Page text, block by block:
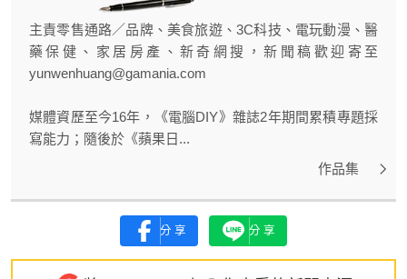
主責零售通路／品牌、美食旅遊、3C科技、電玩動漫、醫
藥保健、家居房產、新奇網搜，新聞稿歡迎寄至
yunwenhuang@gamania.com
媒體資歷至今16年，《電腦DIY》雜誌2年期間累積專題採
寫能力；隨後於《蘋果日...
作品集
分享 分享